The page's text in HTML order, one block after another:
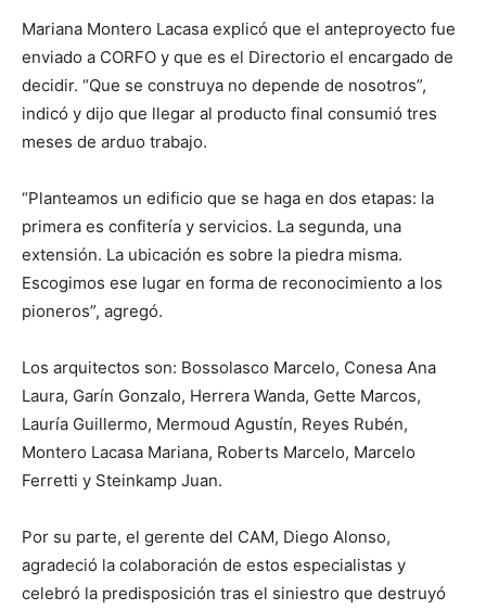
Mariana Montero Lacasa explicó que el anteproyecto fue
enviado a CORFO y que es el Directorio el encargado de
decidir. “Que se construya no depende de nosotros”,
indicó y dijo que llegar al producto final consumió tres
meses de arduo trabajo.
“Planteamos un edificio que se haga en dos etapas: la
primera es confitería y servicios. La segunda, una
extensión. La ubicación es sobre la piedra misma.
Escogimos ese lugar en forma de reconocimiento a los
pioneros”, agregó.
Los arquitectos son: Bossolasco Marcelo, Conesa Ana
Laura, Garín Gonzalo, Herrera Wanda, Gette Marcos,
Lauría Guillermo, Mermoud Agustín, Reyes Rubén,
Montero Lacasa Mariana, Roberts Marcelo, Marcelo
Ferretti y Steinkamp Juan.
Por su parte, el gerente del CAM, Diego Alonso,
agradeció la colaboración de estos especialistas y
celebró la predisposición tras el siniestro que destruyó